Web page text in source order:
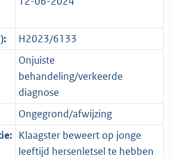
H2023/6133
Onjuiste
behandeling/verkeerde
diagnose
Ongegrond/afwijzing
Klaagster beweert op jonge
leeftijd hersenletsel te hebben